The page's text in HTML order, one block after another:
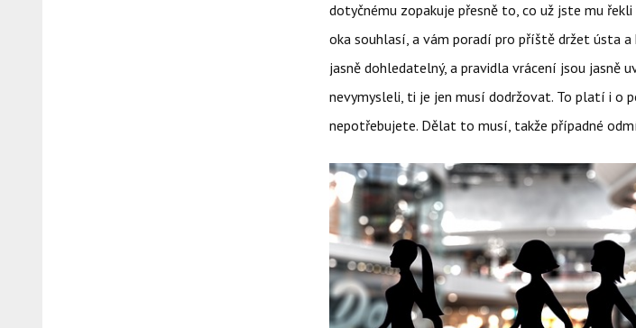
dotyčnému zopakuje přesně to, co už jste mu
oka souhlasí, a vám poradí pro příště držet ústa a
jasně dohledatelný, a pravidla vrácení jsou jasně
nevymysleli, ti je jen musí dodržovat. To platí i o
nepotřebujete. Dělat to musí, takže případné